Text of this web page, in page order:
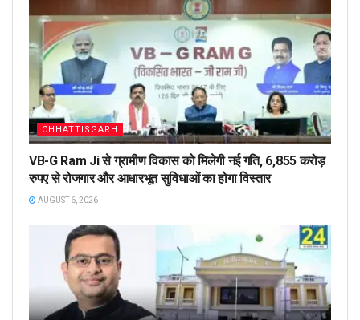
CHHATTISGARH
VB-G Ram Ji से ग्रामीण विकास को मिलेगी नई गति, 6,855 करोड़
रुपए से रोजगार और आधारभूत सुविधाओं का होगा विस्तार
AUGUST 6, 2026